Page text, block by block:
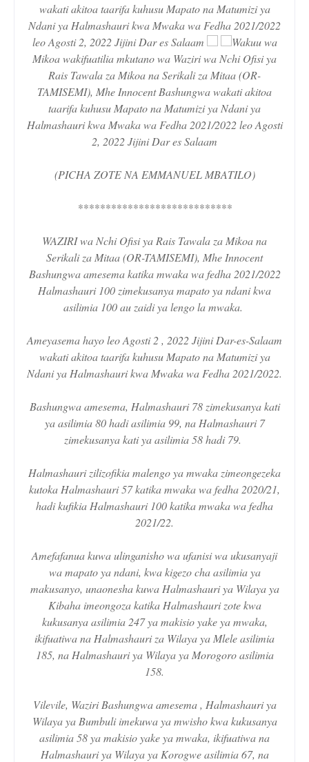
wakati akitoa taarifa kuhusu Mapato na Matumizi ya
Ndani ya Halmashauri kwa Mwaka wa Fedha 2021/2022
leo Agosti 2, 2022 Jijini Dar es Salaam
Wakuu wa
Mikoa wakifuatilia mkutano wa Waziri wa Nchi Ofisi ya
Rais Tawala za Mikoa na Serikali za Mitaa (OR-
TAMISEMI), Mhe Innocent Bashungwa wakati akitoa
taarifa kuhusu Mapato na Matumizi ya Ndani ya
Halmashauri kwa Mwaka wa Fedha 2021/2022 leo Agosti
2, 2022 Jijini Dar es Salaam
(PICHA ZOTE NA EMMANUEL MBATILO)
****************************
WAZIRI wa Nchi Ofisi ya Rais Tawala za Mikoa na
Serikali za Mitaa (OR-TAMISEMI), Mhe Innocent
Bashungwa amesema katika mwaka wa fedha 2021/2022
Halmashauri 100 zimekusanya mapato ya ndani kwa
asilimia 100 au zaidi ya lengo la mwaka.
Ameyasema hayo leo Agosti 2 , 2022 Jijini Dar-es-Salaam
wakati akitoa taarifa kuhusu Mapato na Matumizi ya
Ndani ya Halmashauri kwa Mwaka wa Fedha 2021/2022.
Bashungwa amesema, Halmashauri 78 zimekusanya kati
ya asilimia 80 hadi asilimia 99, na Halmashauri 7
zimekusanya kati ya asilimia 58 hadi 79.
Halmashauri zilizofikia malengo ya mwaka zimeongezeka
kutoka Halmashauri 57 katika mwaka wa fedha 2020/21,
hadi kufikia Halmashauri 100 katika mwaka wa fedha
2021/22.
Amefafanua kuwa ulinganisho wa ufanisi wa ukusanyaji
wa mapato ya ndani, kwa kigezo cha asilimia ya
makusanyo, unaonesha kuwa Halmashauri ya Wilaya ya
Kibaha imeongoza katika Halmashauri zote kwa
kukusanya asilimia 247 ya makisio yake ya mwaka,
ikifuatiwa na Halmashauri za Wilaya ya Mlele asilimia
185, na Halmashauri ya Wilaya ya Morogoro asilimia
158.
Vilevile, Waziri Bashungwa amesema , Halmashauri ya
Wilaya ya Bumbuli imekuwa ya mwisho kwa kukusanya
asilimia 58 ya makisio yake ya mwaka, ikifuatiwa na
Halmashauri ya Wilaya ya Korogwe asilimia 67, na